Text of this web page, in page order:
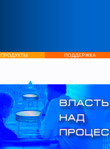
ПРОДУКТЫ ПОДДЕРЖКА